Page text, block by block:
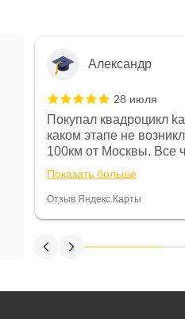
Александр
28 июля
Покупал квадроцикл
каком этапе не
100км от Москвы. Все
спидометре всегда
постоянно были на
Считаю, что это
Показать больше
Отзыв Яндекс.Карты